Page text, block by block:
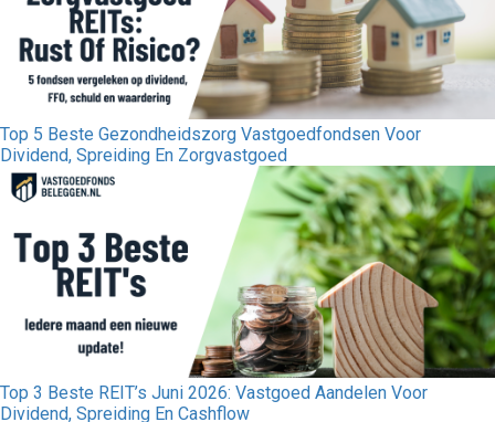
Top 5 Beste Gezondheidszorg Vastgoedfondsen Voor
Dividend, Spreiding En Zorgvastgoed
Top 3 Beste REIT’s Juni 2026: Vastgoed Aandelen Voor
Dividend, Spreiding En Cashflow